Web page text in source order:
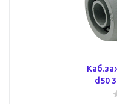
d50